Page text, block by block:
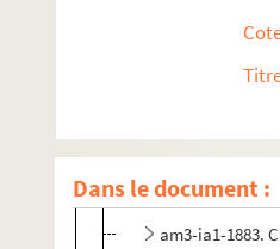
Dans le document :
am3-ia1-1879.
am3-ia1-1881.
am3-ia1-1882.
am3-ia1-1883.